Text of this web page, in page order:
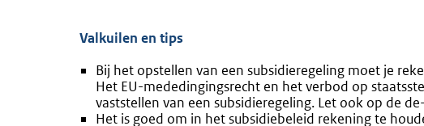
Valkuilen en tips
Bij het opstellen van een subsidieregeling moet je
Het EU-mededingingsrecht en het verbod op
vaststellen van een subsidieregeling. Let ook op de
Het is goed om in het subsidiebeleid rekening te